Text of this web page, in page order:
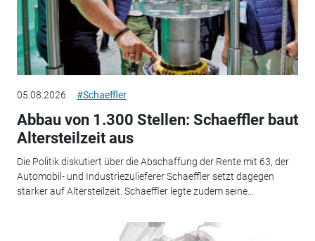
05.08.2026 #Schaeffler
Abbau von 1.300 Stellen: Schaeffler baut
Altersteilzeit aus
Die Politik diskutiert über die Abschaffung der Rente mit 63, der
Automobil- und Industriezulieferer Schaeffler setzt dagegen
stärker auf Altersteilzeit. Schaeffler legte zudem seine...